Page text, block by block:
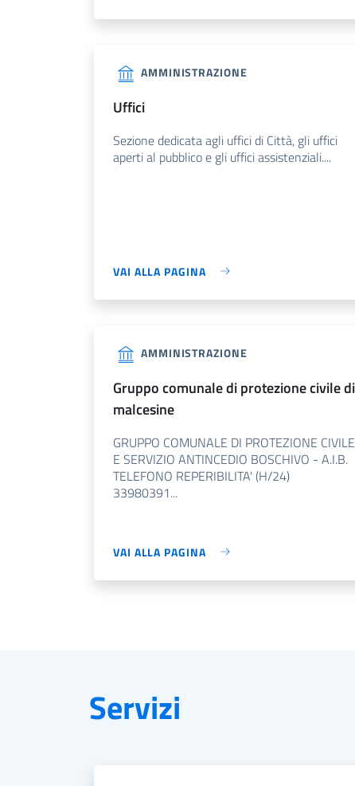
AMMINISTRAZIONE
uffici
Sezione dedicata agli uffici di Città, gli uffici
aperti al pubblico e gli uffici assistenziali....
VAI ALLA PAGINA
AMMINISTRAZIONE
gruppo comunale di protezione civile di
malcesine
GRUPPO COMUNALE DI PROTEZIONE CIVILE
E SERVIZIO ANTINCEDIO BOSCHIVO - A.I.B.
TELEFONO REPERIBILITA' (H/24)
33980391...
VAI ALLA PAGINA
Servizi